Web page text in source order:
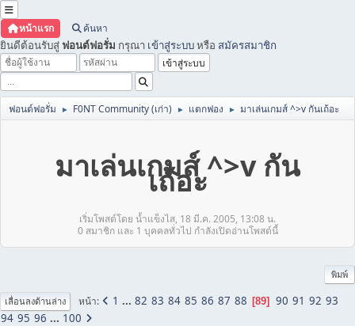
หน้าแรก ค้นหา
ยินดีต้อนรับสู่ ฟอนต์ฟอรั่ม กรุณา เข้าสู่ระบบหรือ สมัครสมาชิก
ฟอนต์ฟอรั่ม ► F0NT Community (เก่า) ► แตกฟอง ► มาเล่นเกมส์ ^>v กันเถ้อะ
มาเล่นเกมส์ ^>v กัน
เถ้อะ
เริ่มโพสต์โดย น้ำแข็งไส, 18 มี.ค. 2005, 13:08 น.
0 สมาชิก และ 1 บุคคลทั่วไป กำลังเปิดอ่านโพสต์นี้
พิมพ์
เลื่อนลงด้านล่าง หน้า 1 ... 82 83 84 85 86 87 88 89 90 91 92 93
94 95 96 ... 100